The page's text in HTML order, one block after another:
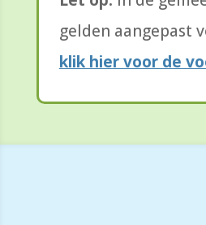
gelden aangepast
klik hier voor de